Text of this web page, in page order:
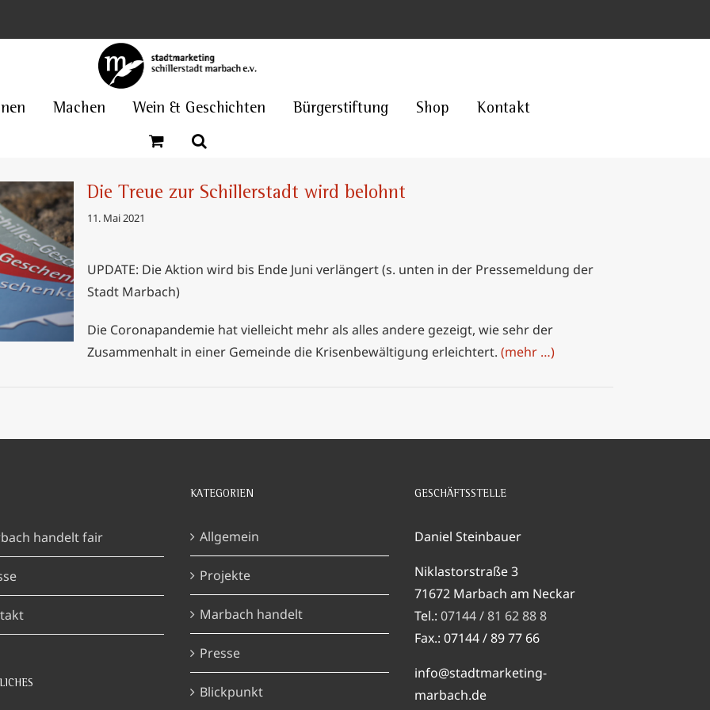
Machen Wein & Geschichten Bürgerstiftung Shop Kontakt
wird
Die Treue zur Schillerstadt wird belohnt
11. Mai 2021
UPDATE: Die Aktion wird bis Ende Juni verlängert (s. unten in der Pressemeldung der
Stadt Marbach)
Die Coronapandemie hat vielleicht mehr als alles andere gezeigt, wie sehr der
Zusammenhalt in einer Gemeinde die Krisenbewältigung erleichtert. (mehr …)
handelt fair
KATEGORIEN
Allgemein
Projekte
Marbach handelt
Presse
Blickpunkt
GESCHÄFTSSTELLE
Daniel Steinbauer
Niklastorstraße 3
71672 Marbach am Neckar
Tel.: 07144 / 81 62 88 8
Fax.: 07144 / 89 77 66
info@stadtmarketing-
marbach.de